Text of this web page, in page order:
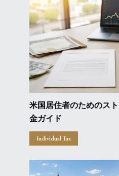
米国居住者のためのス
金ガイド
Individual Tax